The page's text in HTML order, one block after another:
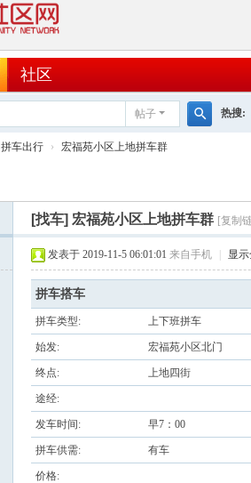
社区
帖子 热搜:
拼车出行 › 宏福苑小区上地拼车群
[找车] 宏福苑小区上地拼车群 [复制
发表于 2019-11-5 06:01:01 来自手机 显
拼车搭车
拼车类型: 上下班拼车
始发: 宏福苑小区北门
终点: 上地四街
途经:
发车时间: 早7：00
拼车供需: 有车
价格: